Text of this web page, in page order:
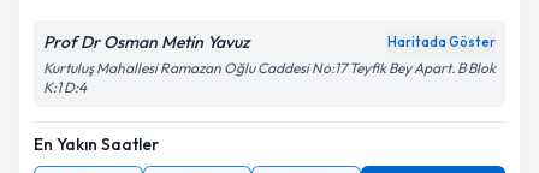
Prof Dr Osman Metin Yavuz Haritada Göster
Kurtuluş Mahallesi Ramazan Oğlu Caddesi No:17 Teyfik Bey Apart. B Blok
K:1 D:4
En Yakın Saatler